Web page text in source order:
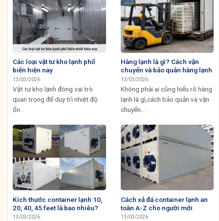
Các loại vật tư kho lạnh phổ
biến hiện nay
13/03/2026
Vật tư kho lạnh đóng vai trò
quan trọng để duy trì nhiệt độ
ổn...
Hàng lạnh là gì? Cách vận
chuyển và bảo quản hàng lạnh
13/03/2026
Không phải ai cũng hiểu rõ hàng
lạnh là gì,cách bảo quản và vận
chuyển...
Kích thước container lạnh 10,
20, 40, 45 feet là bao nhiêu?
13/03/2026
Cách xả đá container lạnh an
toàn A-Z cho người mới
13/03/2026